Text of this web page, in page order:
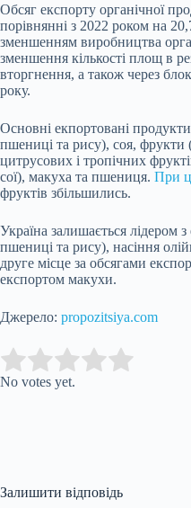
Обсяг експорту органічної
порівнянні з 2022 роком на
зменшенням виробництва
зменшення кількості площ в
вторгнення, а також через
року.
Основні екпортовані
пшениці та рису), соя, фрукти
цитрусових і тропічних
сої), макуха та пшениця. При
фруктів збільшились.
Україна залишається лідером
пшениці та рису), насіння
друге місце за обсягами
експортом макухи.
Джерело: propozitsiya.com
Rate this item:
No votes yet.
Залишити відповідь